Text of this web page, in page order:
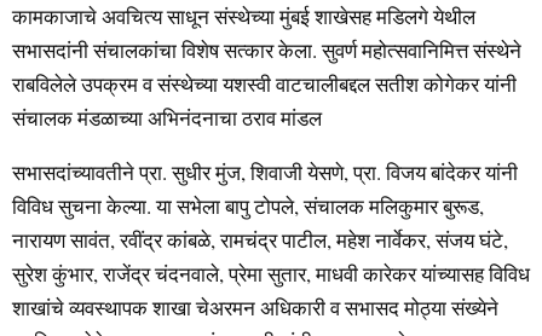
कामकाजाचे अवचित्य साधून संस्थेच्या मुंबई शाखेसह मडिलगे येथील
सभासदांनी संचालकांचा विशेष सत्कार केला. सुवर्ण महोत्सवानिमित्त संस्थेने
राबविलेले उपक्रम व संस्थेच्या यशस्वी वाटचालीबद्दल सतीश कोगेकर यांनी
संचालक मंडळाच्या अभिनंदनाचा ठराव मांडल
सभासदांच्यावतीने प्रा. सुधीर मुंज, शिवाजी येसणे, प्रा. विजय बांदेकर यांनी
विविध सुचना केल्या. या सभेला बापु टोपले, संचालक मलिकुमार बुरूड,
नारायण सावंत, रवींद्र कांबळे, रामचंद्र पाटील, महेश नार्वेकर, संजय घंटे,
सुरेश कुंभार, राजेंद्र चंदनवाले, प्रेमा सुतार, माधवी कारेकर यांच्यासह विविध
शाखांचे व्यवस्थापक शाखा चेअरमन अधिकारी व सभासद मोठ्या संख्येने